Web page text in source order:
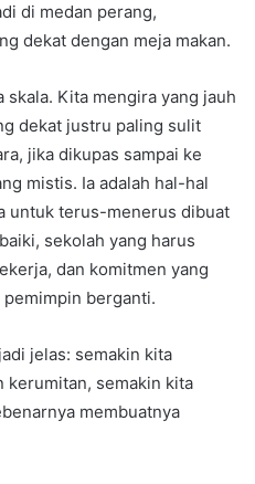
di medan perang,
dekat dengan meja makan.
Kita mengira yang jauh
dekat justru paling sulit
jika dikupas sampai ke
mistis. Ia adalah hal-hal
untuk terus-menerus dibuat
sekolah yang harus
dan komitmen yang
berganti.
jelas: semakin kita
kerumitan, semakin kita
membuatnya